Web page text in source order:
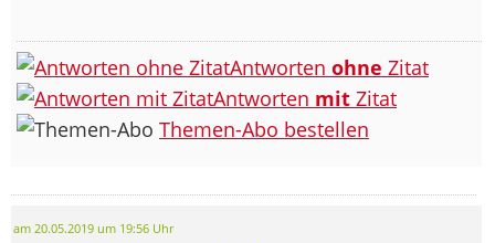
Antworten ohne Zitat
Antworten mit Zitat
Themen-Abo bestellen
am 20.05.2019 um 19:56 Uhr